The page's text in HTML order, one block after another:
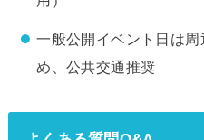
一般公開イベント日は
め、公共交通推奨